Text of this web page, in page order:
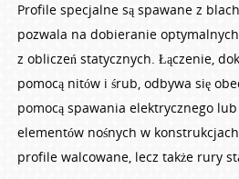
Profile specjalne są spawane z
pozwala na dobieranie
z obliczeń statycznych. Łączenie,
pomocą nitów i śrub, odbywa się
pomocą spawania elektrycznego
elementów nośnych w
profile walcowane, lecz także rury